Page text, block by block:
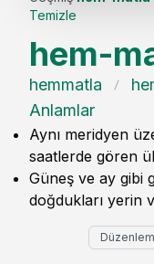
Temizle
hem-
hemmatla
Anlamlar
Aynı meridyen
saatlerde gören
Güneş ve ay gibi
doğdukları yerin